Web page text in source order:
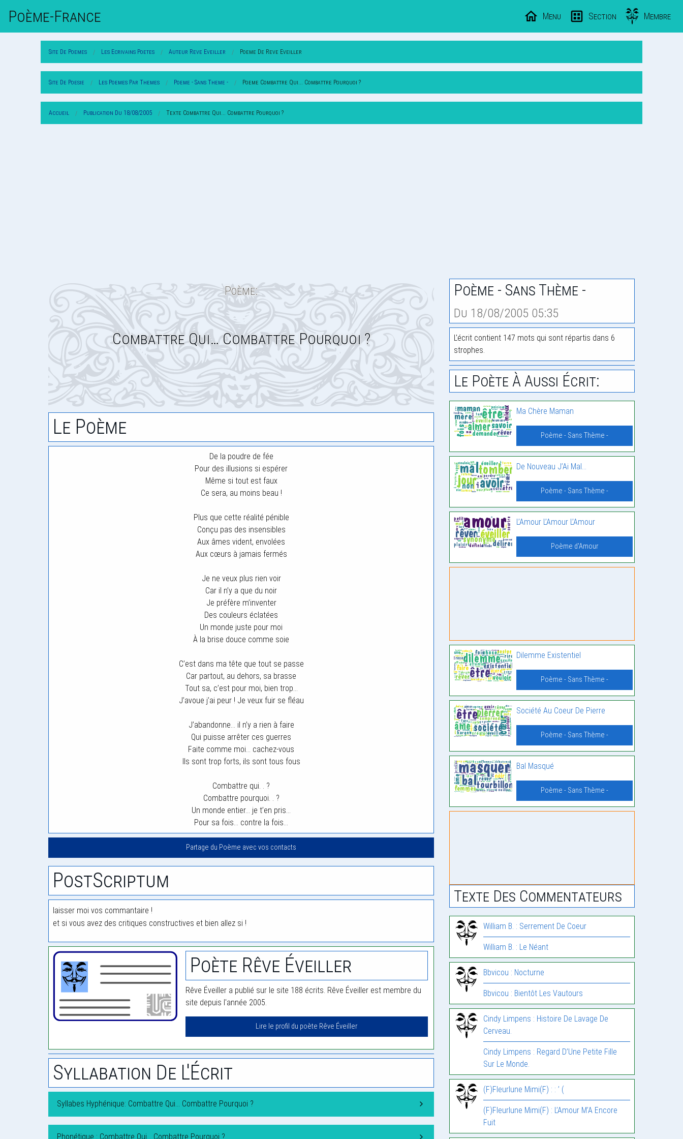
Poème-FrAnce Menu Section Membre
Site De Poemes Les Ecrivains Poetes Auteur Reve Eveiller Poeme De Reve Eveiller
Site De Poesie Les Poemes Par Themes Poeme - Sans Theme - Poeme Combattre Qui... Combattre Pourquoi ?
Accueil Publication Du 18/08/2005 Texte Combattre Qui... Combattre Pourquoi ?
Poème:
Combattre Qui… Combattre Pourquoi ?
Le Poème
De la poudre de fée
Pour des illusions si espérer
Même si tout est faux
Ce sera, au moins beau !
Plus que cette réalité pénible
Conçu pas des insensibles
Aux âmes vident, envolées
Aux cœurs à jamais fermés
Je ne veux plus rien voir
Car il n’y a que du noir
Je préfère m’inventer
Des couleurs éclatées
Un monde juste pour moi
À la brise douce comme soie
C’est dans ma tête que tout se passe
Car partout, au dehors, sa brasse
Tout sa, c’est pour moi, bien trop…
J’avoue j’ai peur ! Je veux fuir se fléau
J’abandonne… il n’y a rien à faire
Qui puisse arrêter ces guerres
Faite comme moi… cachez-vous
Ils sont trop forts, ils sont tous fous
Combattre qui. . ?
Combattre pourquoi. . ?
Un monde entier… je t’en pris…
Pour sa fois… contre la fois…
Partage du Poème avec vos contacts
PostScriptum
laisser moi vos commantaire !
et si vous avez des critiques constructives et bien allez si !
Poète Rêve Éveiller
Rêve Éveiller a publié sur le site 188 écrits. Rêve Éveiller est membre du
site depuis l'année 2005.
Lire le profil du poète Rêve Éveiller
Syllabation De L'Écrit
Syllabes Hyphénique: Combattre Qui… Combattre Pourquoi ?
Phonétique : Combattre Qui… Combattre Pourquoi ?
Poème - Sans Thème -
Du 18/08/2005 05:35
L'écrit contient 147 mots qui sont répartis dans 6
strophes.
Le Poète À Aussi Écrit:
Ma Chère Maman
Poème - Sans Thème -
De Nouveau J’Ai Mal…
Poème - Sans Thème -
L’Amour L’Amour L’Amour
Poème d'Amour
Dilemme Existentiel
Poème - Sans Thème -
Société Au Coeur De Pierre
Poème - Sans Thème -
Bal Masqué
Poème - Sans Thème -
Texte Des Commentateurs
William B. : Serrement De Coeur
William B. : Le Néant
Bbvicou : Nocturne
Bbvicou : Bientôt Les Vautours
Cindy Limpens : Histoire De Lavage De
Cerveau.
Cindy Limpens : Regard D’Une Petite Fille
Sur Le Monde.
(F)Fleurlune Mimi(F) : : ’ (
(F)Fleurlune Mimi(F) : L’Amour M’A Encore
Fuit